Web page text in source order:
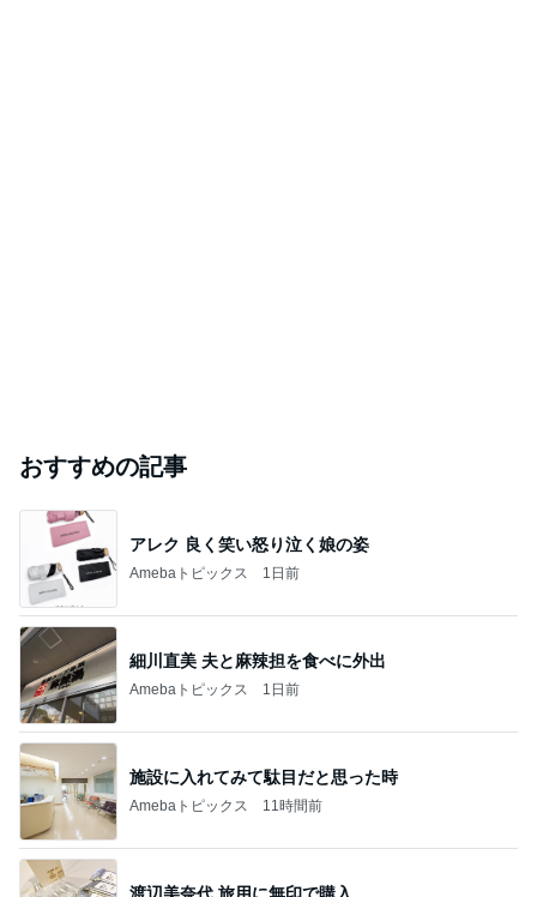
おすすめの記事
アレク 良く笑い怒り泣く娘の姿
Amebaトピックス 1日前
細川直美 夫と麻辣担を食べに外出
Amebaトピックス 1日前
施設に入れてみて駄目だと思った時
Amebaトピックス 11時間前
渡辺美奈代 旅用に無印で購入